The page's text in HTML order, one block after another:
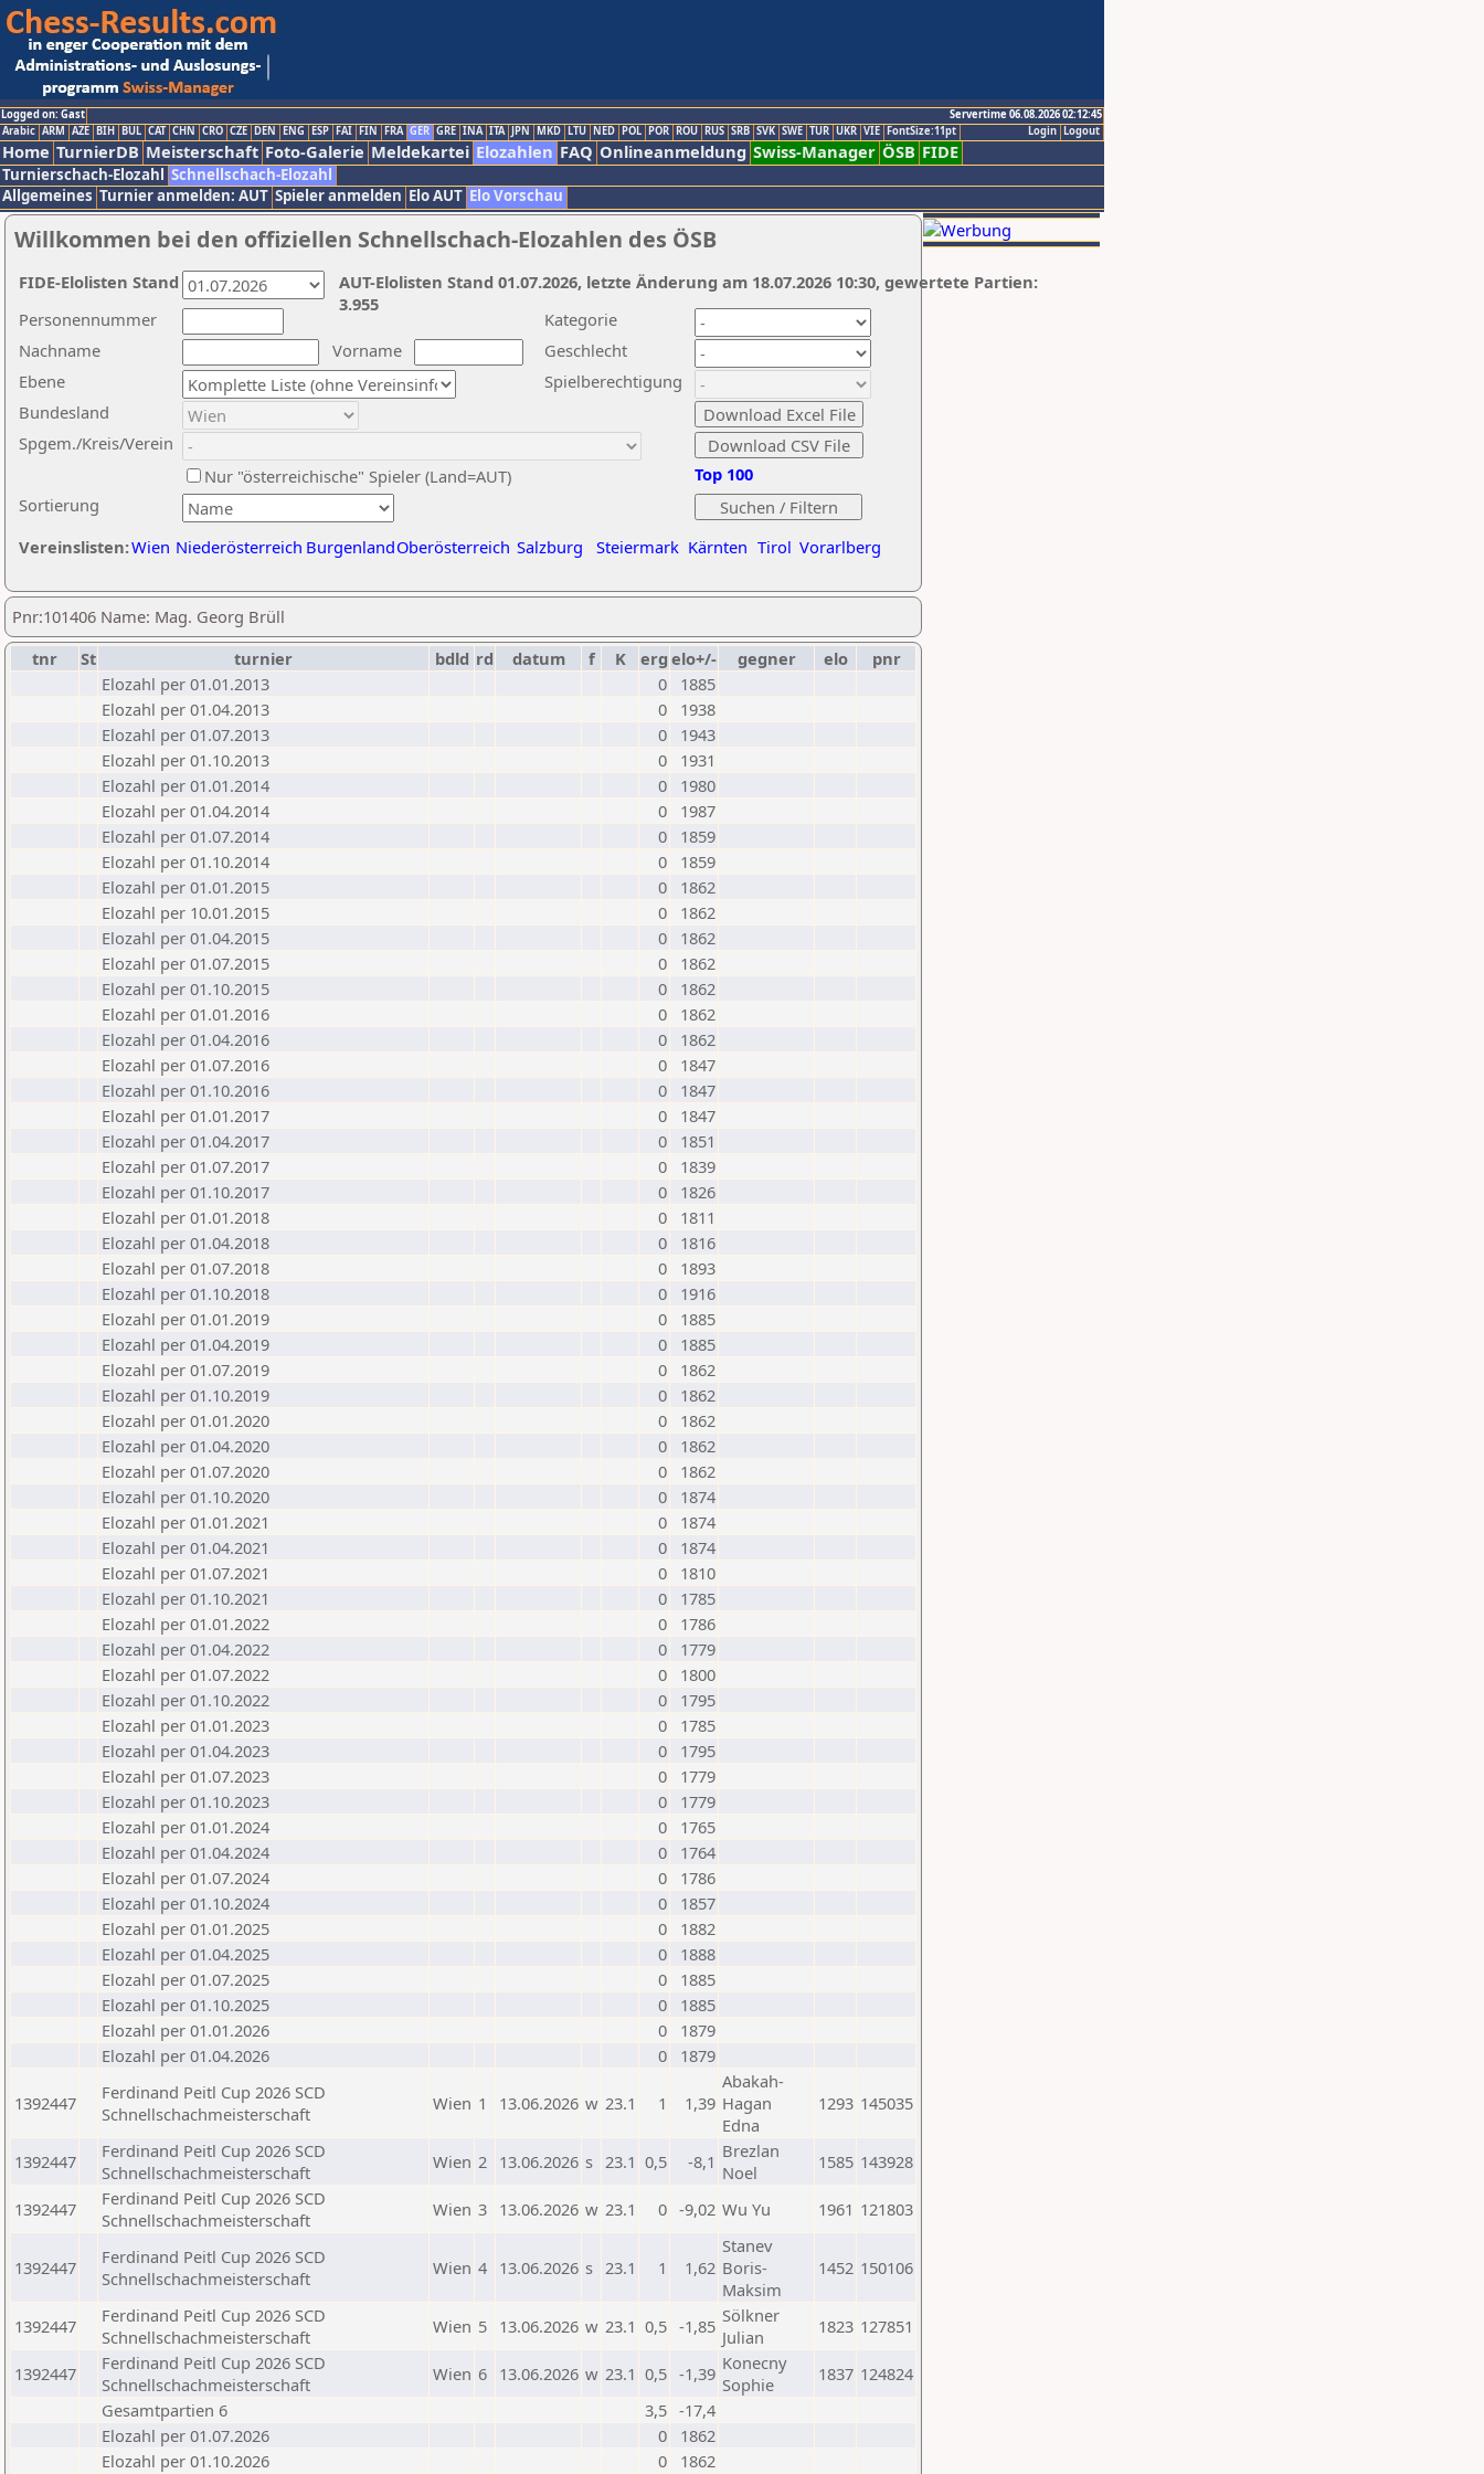
Logged on: Gast
Servertime 06.08.2026 02:12:45
Logout
Login
Arabic ARM AZE BIH BUL CAT CHN CRO CZE DEN ENG ESP FAI FIN FRA GER GRE INA ITA JPN MKD LTU NED POL POR ROU RUS SRB SVK SWE TUR UKR VIE FontSize:11pt
Home TurnierDB Meisterschaft Foto-Galerie Meldekartei Elozahlen FAQ Onlineanmeldung Swiss-Manager ÖSB FIDE
Turnierschach-Elozahl Schnellschach-Elozahl
Allgemeines Turnier anmelden: AUT Spieler anmelden Elo AUT Elo Vorschau
Willkommen bei den offiziellen Schnellschach-Elozahlen des ÖSB
Nachname
Vorname
Ebene
Kategorie
Sortierung
Personennummer
Bundesland
Spgem./Kreis/Verein
Geschlecht
Nur "österreichische" Spieler (Land=AUT)
Spielberechtigung
Vereinslisten:Wien Niederösterreich BurgenlandOberösterreich Salzburg Steiermark Kärnten Tirol Vorarlberg
Top 100
AUT-Elolisten Stand 01.07.2026, letzte Änderung am 18.07.2026 10:30, gewertete Partien:
3.955
FIDE-Elolisten Stand
Pnr:101406 Name: Mag. Georg Brüll
tnr
St turnier bdld rd datum f K erg elo+/- gegner elo
pnr
Elozahl per 01.01.2013
0
1885
Elozahl per 01.04.2013
0
1938
Elozahl per 01.07.2013
0
1943
Elozahl per 01.10.2013
0
1931
Elozahl per 01.01.2014
0
1980
Elozahl per 01.04.2014
0
1987
Elozahl per 01.07.2014
0
1859
Elozahl per 01.10.2014
0
1859
Elozahl per 01.01.2015
0
1862
Elozahl per 10.01.2015
0
1862
Elozahl per 01.04.2015
0
1862
Elozahl per 01.07.2015
0
1862
Elozahl per 01.10.2015
0
1862
Elozahl per 01.01.2016
0
1862
Elozahl per 01.04.2016
0
1862
Elozahl per 01.07.2016
0
1847
Elozahl per 01.10.2016
0
1847
Elozahl per 01.01.2017
0
1847
Elozahl per 01.04.2017
0
1851
Elozahl per 01.07.2017
0
1839
Elozahl per 01.10.2017
0
1826
Elozahl per 01.01.2018
0
1811
Elozahl per 01.04.2018
0
1816
Elozahl per 01.07.2018
0
1893
Elozahl per 01.10.2018
0
1916
Elozahl per 01.01.2019
0
1885
Elozahl per 01.04.2019
0
1885
Elozahl per 01.07.2019
0
1862
Elozahl per 01.10.2019
0
1862
Elozahl per 01.01.2020
0
1862
Elozahl per 01.04.2020
0
1862
Elozahl per 01.07.2020
0
1862
Elozahl per 01.10.2020
0
1874
Elozahl per 01.01.2021
0
1874
Elozahl per 01.04.2021
0
1874
Elozahl per 01.07.2021
0
1810
Elozahl per 01.10.2021
0
1785
Elozahl per 01.01.2022
0
1786
Elozahl per 01.04.2022
0
1779
Elozahl per 01.07.2022
0
1800
Elozahl per 01.10.2022
0
1795
Elozahl per 01.01.2023
0
1785
Elozahl per 01.04.2023
0
1795
Elozahl per 01.07.2023
0
1779
Elozahl per 01.10.2023
0
1779
Elozahl per 01.01.2024
0
1765
Elozahl per 01.04.2024
0
1764
Elozahl per 01.07.2024
0
1786
Elozahl per 01.10.2024
0
1857
Elozahl per 01.01.2025
0
1882
Elozahl per 01.04.2025
0
1888
Elozahl per 01.07.2025
0
1885
Elozahl per 01.10.2025
0
1885
Elozahl per 01.01.2026
0
1879
Elozahl per 01.04.2026
0 1879
1392447
Ferdinand Peitl Cup 2026 SCD
Schnellschachmeisterschaft
Wien 1 13.06.2026 w 23.1 1 1,39
Abakah-
Hagan
Edna
1293 145035
1392447
Ferdinand Peitl Cup 2026 SCD
Schnellschachmeisterschaft
Wien 2 13.06.2026 s 23.1 0,5 -8,1 Brezlan
Noel
1585 143928
1392447
Ferdinand Peitl Cup 2026 SCD
Schnellschachmeisterschaft
Wien 3 13.06.2026 w 23.1 0 -9,02 Wu Yu 1961 121803
1392447
Ferdinand Peitl Cup 2026 SCD
Schnellschachmeisterschaft
Wien 4 13.06.2026 s 23.1 1 1,62
Stanev
Boris-
Maksim
1452 150106
1392447
Ferdinand Peitl Cup 2026 SCD
Schnellschachmeisterschaft
Wien 5 13.06.2026 w 23.1 0,5 -1,85 Sölkner
Julian
1823 127851
1392447
Ferdinand Peitl Cup 2026 SCD
Schnellschachmeisterschaft
Wien 6 13.06.2026 w 23.1 0,5 -1,39 Konecny
Sophie
1837 124824
Gesamtpartien 6
3,5 -17,4
Elozahl per 01.07.2026
0
1862
Elozahl per 01.10.2026
0 1862